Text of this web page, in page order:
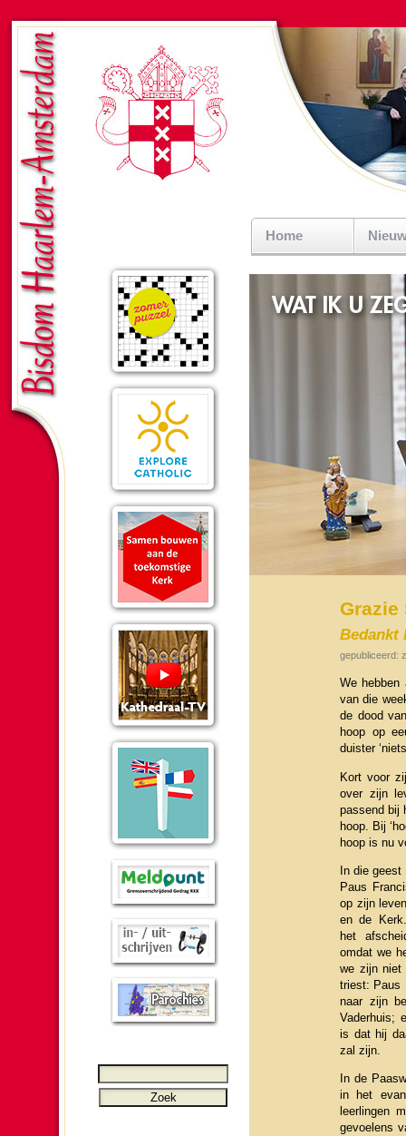
Home
Grazie
Bedankt
gepubliceerd:
We hebben
van die
de dood
hoop op
duister
Kort voor
over zijn
passend bij
hoop. Bij
hoop is nu
In die
Paus
op zijn
en de
het
omdat we
we zijn niet
triest: Paus
naar zijn
Vaderhuis;
is dat hij
zal zijn.
In de
in het
leer­lin­gen
gevoelens